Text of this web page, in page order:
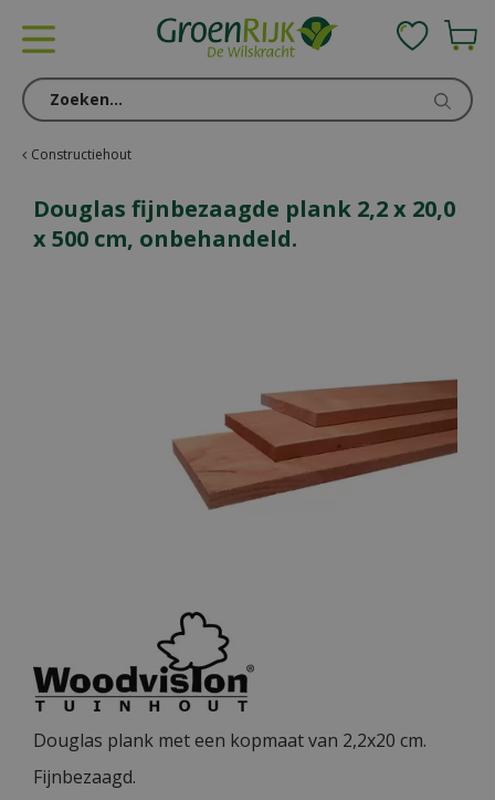
Constructiehout
Douglas fijnbezaagde plank 2,2 x 20,0
x 500 cm, onbehandeld.
Douglas plank met een kopmaat van 2,2x20 cm.
Fijnbezaagd.